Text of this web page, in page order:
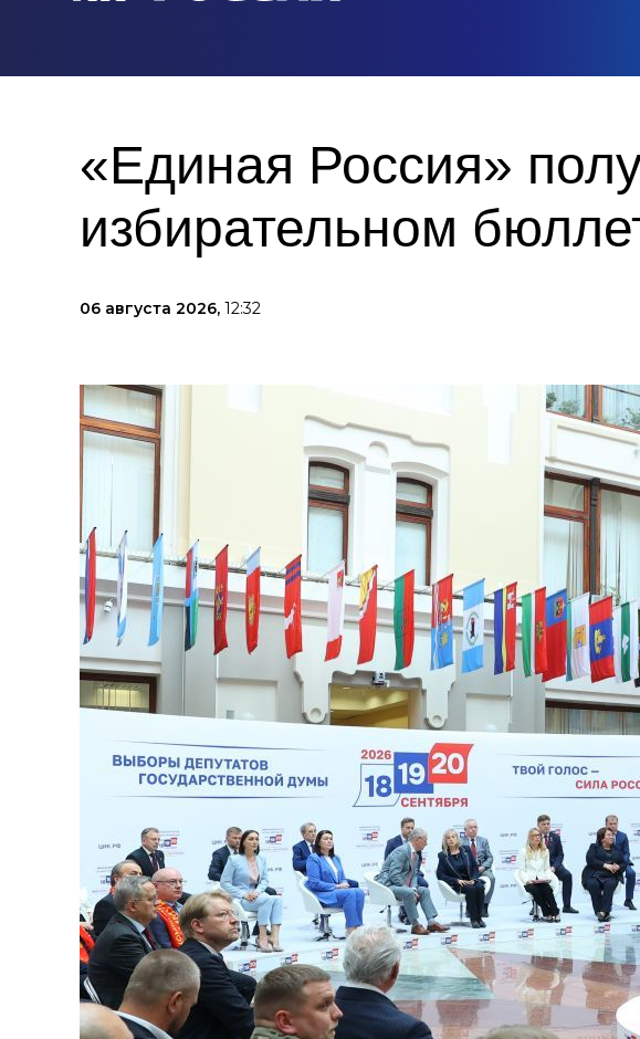
«Единая Россия»
избирательном
06 августа 2026, 12:32